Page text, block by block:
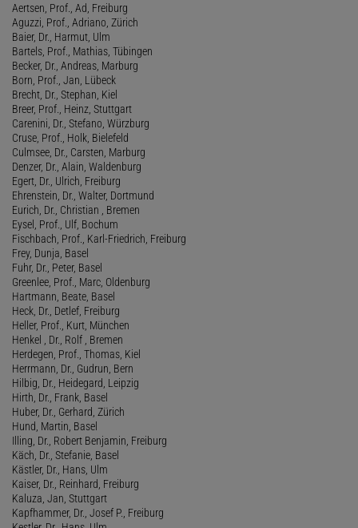
Aertsen, Prof., Ad, Freiburg
Aguzzi, Prof., Adriano, Zürich
Baier, Dr., Harmut, Ulm
Bartels, Prof., Mathias, Tübingen
Becker, Dr., Andreas, Marburg
Born, Prof., Jan, Lübeck
Brecht, Dr., Stephan, Kiel
Breer, Prof., Heinz, Stuttgart
Carenini, Dr., Stefano, Würzburg
Cruse, Prof., Holk, Bielefeld
Culmsee, Dr., Carsten, Marburg
Denzer, Dr., Alain, Waldenburg
Egert, Dr., Ulrich, Freiburg
Ehrenstein, Dr., Walter, Dortmund
Eurich, Dr., Christian , Bremen
Eysel, Prof., Ulf, Bochum
Fischbach, Prof., Karl-Friedrich, Freiburg
Frey, Dunja, Basel
Fuhr, Dr., Peter, Basel
Greenlee, Prof., Marc, Oldenburg
Hartmann, Beate, Basel
Heck, Dr., Detlef, Freiburg
Heller, Prof., Kurt, München
Henkel , Dr., Rolf , Bremen
Herdegen, Prof., Thomas, Kiel
Herrmann, Dr., Gudrun, Bern
Hilbig, Dr., Heidegard, Leipzig
Hirth, Dr., Frank, Basel
Huber, Dr., Gerhard, Zürich
Hund, Martin, Basel
Illing, Dr., Robert Benjamin, Freiburg
Käch, Dr., Stefanie, Basel
Kästler, Dr., Hans, Ulm
Kaiser, Dr., Reinhard, Freiburg
Kaluza, Jan, Stuttgart
Kapfhammer, Dr., Josef P., Freiburg